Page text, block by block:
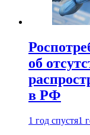
об
в РФ
1 год спустя1